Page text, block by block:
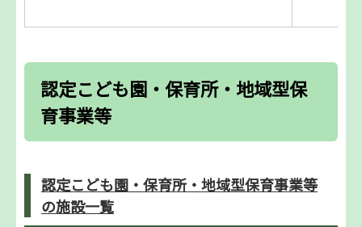
認定こども園・保育所・地域型保
育事業等
認定こども園・保育所・地域型保育事業等
の施設一覧